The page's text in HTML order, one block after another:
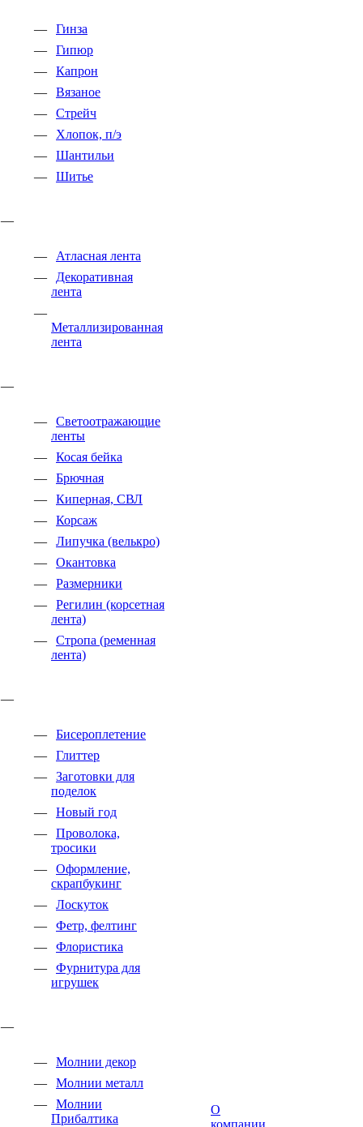
Гинза
Гипюр
Капрон
Вязаное
Стрейч
Хлопок, п/э
Шантильи
Шитье
Атласная лента
Декоративная
лента
Металлизированная
лента
Светоотражающие
ленты
Косая бейка
Брючная
Киперная, СВЛ
Корсаж
Липучка (велькро)
Окантовка
Размерники
Регилин (корсетная
лента)
Стропа (ременная
лента)
Бисероплетение
Глиттер
Заготовки для
поделок
Новый год
Проволока,
тросики
Оформление,
скрапбукинг
Лоскуток
Фетр, фелтинг
Флористика
Фурнитура для
игрушек
Молнии декор
Молнии металл
Молнии
Прибалтика
О
компании